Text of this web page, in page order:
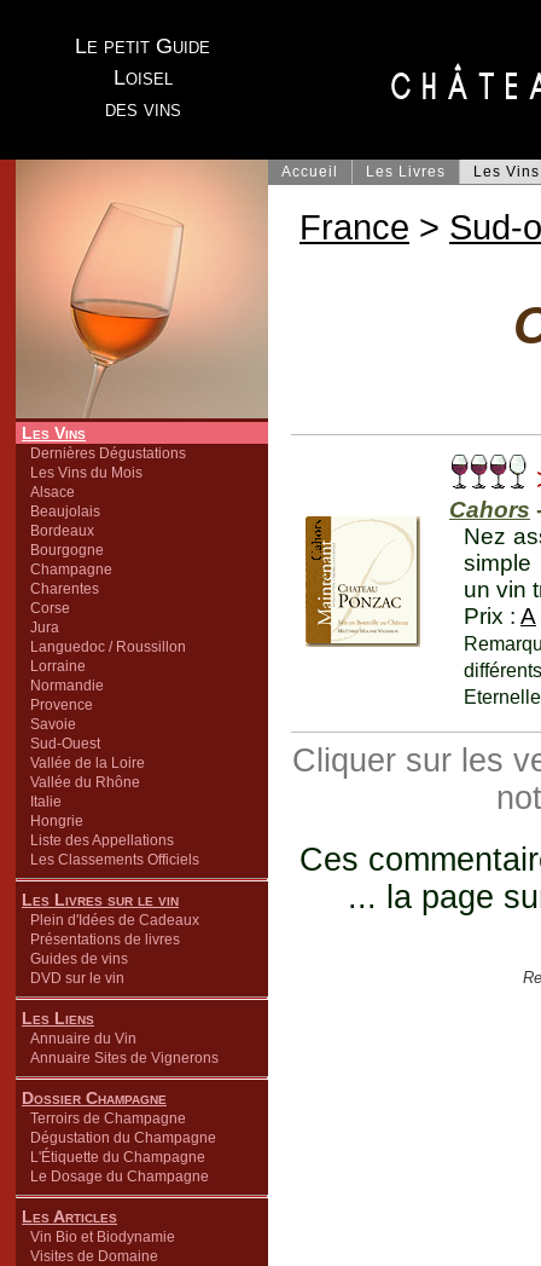
Le petit Guide
Loisel
des vins
Les Vins
Dernières Dégustations
Les Vins du Mois
Alsace
Beaujolais
Bordeaux
Bourgogne
Champagne
Charentes
Corse
Jura
Languedoc / Roussillon
Lorraine
Normandie
Provence
Savoie
Sud-Ouest
Vallée de la Loire
Vallée du Rhône
Italie
Hongrie
Liste des Appellations
Les Classements Officiels
Les Livres sur le vin
Plein d'Idées de Cadeaux
Présentations de livres
Guides de vins
DVD sur le vin
Les Liens
Annuaire du Vin
Annuaire Sites de Vignerons
Dossier Champagne
Terroirs de Champagne
Dégustation du Champagne
L'Étiquette du Champagne
Le Dosage du Champagne
Les Articles
Vin Bio et Biodynamie
Visites de Domaine
Accueil Les Livres Les Vins
France > Sud-
Cahors
Nez
simple
un vin
Prix : A
Cliquer sur les
Ces
... la page